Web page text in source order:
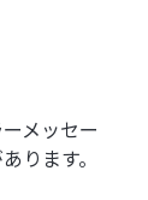
メッセー
ります。